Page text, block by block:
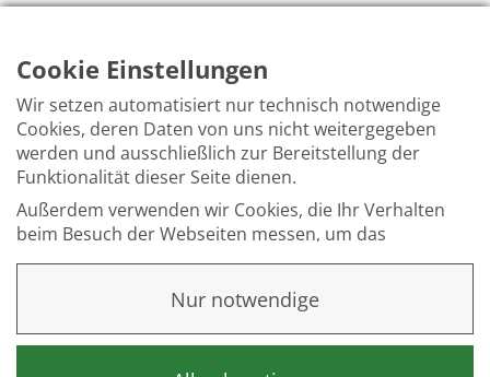
Cookie Einstellungen
Wir setzen automatisiert nur technisch notwendige
Cookies, deren Daten von uns nicht weitergegeben
werden und ausschließlich zur Bereitstellung der
Funktionalität dieser Seite dienen.
Außerdem verwenden wir Cookies, die Ihr Verhalten
beim Besuch der Webseiten messen, um das
Interesse unserer Besucher besser kennen zu
eine Identifikation Ihrer Person erfolgt nicht.
Weitere Informationen finden Sie in unserer
Nur notwendige